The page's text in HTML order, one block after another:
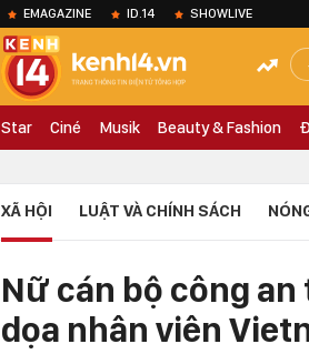
EMAGAZINE ID.14 SHOWLIVE
Star Ciné Musik Beauty & Fashion
XÃ HỘI LUẬT VÀ CHÍNH SÁCH
Nữ cán bộ công
dọa nhân viên